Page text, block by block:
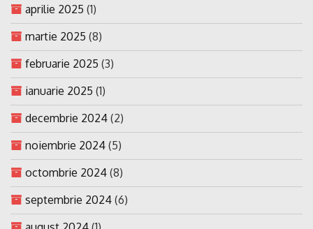
aprilie 2025 (1)
martie 2025 (8)
februarie 2025 (3)
ianuarie 2025 (1)
decembrie 2024 (2)
noiembrie 2024 (5)
octombrie 2024 (8)
septembrie 2024 (6)